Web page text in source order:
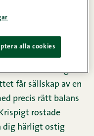
alla cookies